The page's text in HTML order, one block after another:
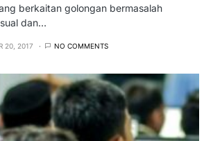
berkaitan golongan bermasalah
dan…
20, 2017 NO COMMENTS